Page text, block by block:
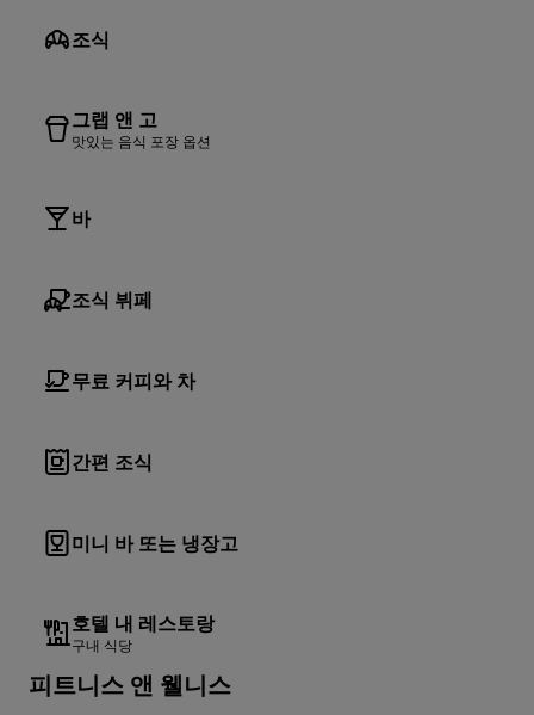
조식
그랩 앤 고
맛있는 음식 포장 옵션
바
조식 뷔페
무료 커피와 차
간편 조식
미니 바 또는 냉장고
호텔 내 레스토랑
구내 식당
피트니스 앤 웰니스